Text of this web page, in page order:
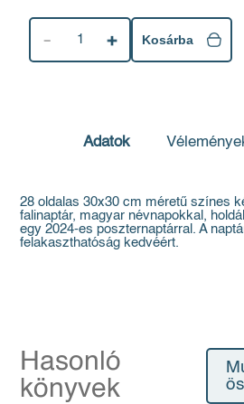
1 Kosárba
Adatok
28 oldalas 30x30 cm méretű színes
falinaptár, magyar névnapokkal,
egy 2024-es poszternaptárral. A
felakaszthatóság kedvéért.
Hasonló
könyvek